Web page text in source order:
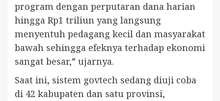
program dengan perputaran dana harian
hingga Rp1 triliun yang langsung
menyentuh pedagang kecil dan masyarakat
bawah sehingga efeknya terhadap ekonomi
sangat besar,” ujarnya.
Saat ini, sistem govtech sedang diuji coba
di 42 kabupaten dan satu provinsi,